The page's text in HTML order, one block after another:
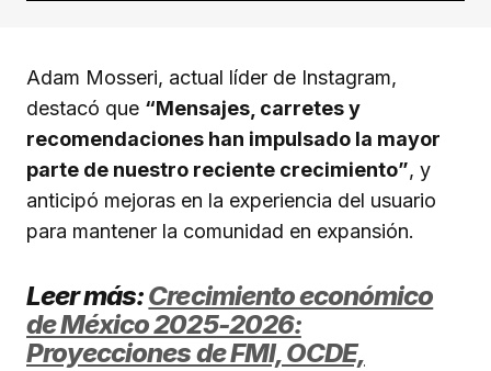
Adam Mosseri, actual líder de Instagram,
destacó que “Mensajes, carretes y
recomendaciones han impulsado la mayor
parte de nuestro reciente crecimiento”, y
anticipó mejoras en la experiencia del usuario
para mantener la comunidad en expansión.
Leer más:Crecimiento económico
de México 2025-2026:
Proyecciones de FMI, OCDE,